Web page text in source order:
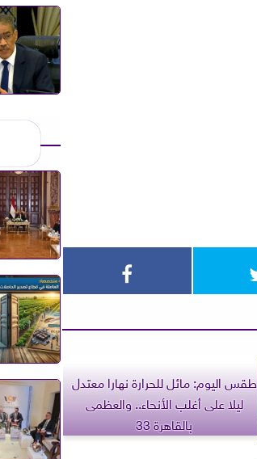
طقس اليوم: مائل للحرارة نهارا معتدل
ليلا على أغلب الأنحاء.. والعظمى
بالقاهرة 33